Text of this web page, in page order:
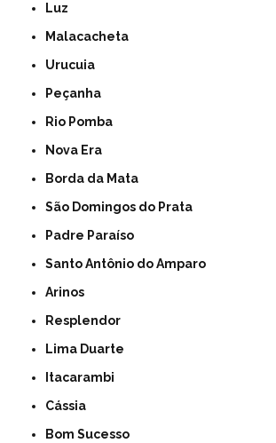
Luz
Malacacheta
Urucuia
Peçanha
Rio Pomba
Nova Era
Borda da Mata
São Domingos do Prata
Padre Paraíso
Santo Antônio do Amparo
Arinos
Resplendor
Lima Duarte
Itacarambi
Cássia
Bom Sucesso